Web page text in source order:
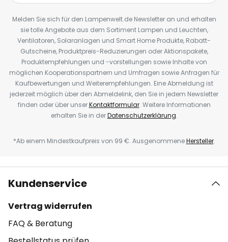
Melden Sie sich für den Lampenwelt.de Newsletter an und erhalten
sie tolle Angebote aus dem Sortiment Lampen und Leuchten,
Ventilatoren, Solaranlagen und Smart Home Produkte, Rabatt-
Gutscheine, Produktpreis-Reduzierungen oder Aktionspakete,
Produktempfehlungen und -vorstellungen sowie Inhalte von
möglichen Kooperationspartnern und Umfragen sowie Anfragen für
Kaufbewertungen und Weiterempfehlungen. Eine Abmeldung ist
jederzeit möglich über den Abmeldelink, den Sie in jedem Newsletter
finden oder über unserKontaktformular. Weitere Informationen
erhalten Sie in derDatenschutzerklärung.
*Ab einem Mindestkaufpreis von 99 €. AusgenommeneHersteller.
Kundenservice
Vertrag widerrufen
FAQ & Beratung